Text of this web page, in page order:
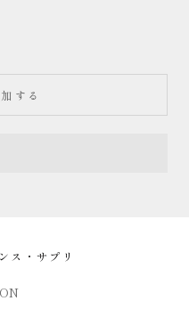
する
ス・サプリ